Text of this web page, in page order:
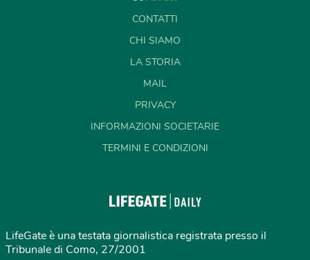
CONTATTI
CHI SIAMO
LA STORIA
MAIL
PRIVACY
INFORMAZIONI SOCIETARIE
TERMINI E CONDIZIONI
LifeGate è una testata giornalistica registrata presso il
Tribunale di Como, 27/2001